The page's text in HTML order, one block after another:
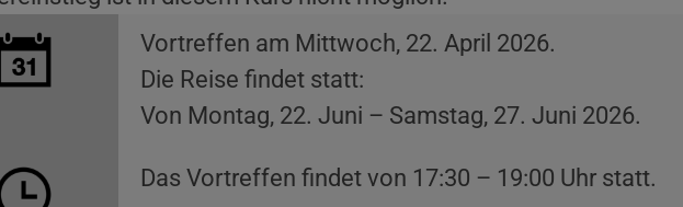
Vortreffen am Mittwoch, 22. April 2026.
Die Reise findet statt:
Von Montag, 22. Juni – Samstag, 27. Juni 2026.
Das Vortreffen findet von 17:30 – 19:00 Uhr statt.